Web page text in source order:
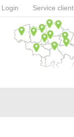
Login Service client